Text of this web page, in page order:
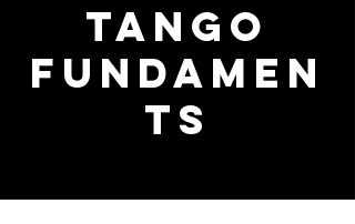
TANGO
FUNDAMEN
TS